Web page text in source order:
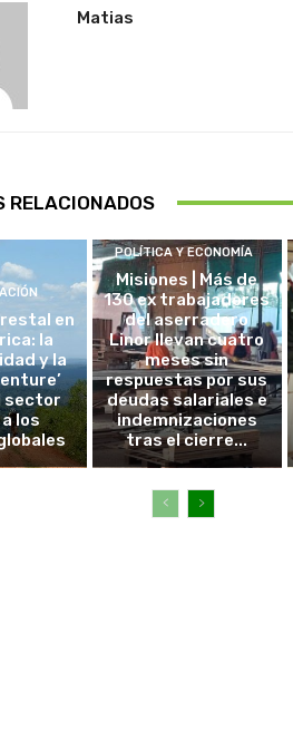
Matias
RELACIONADOS
en
la
y la
sector
los
POLÍTICA Y ECONOMÍA
Misiones | Más de
130 ex trabajadores
del aserradero
Linor llevan cuatro
meses sin
respuestas por sus
deudas salariales e
indemnizaciones
tras el cierre...